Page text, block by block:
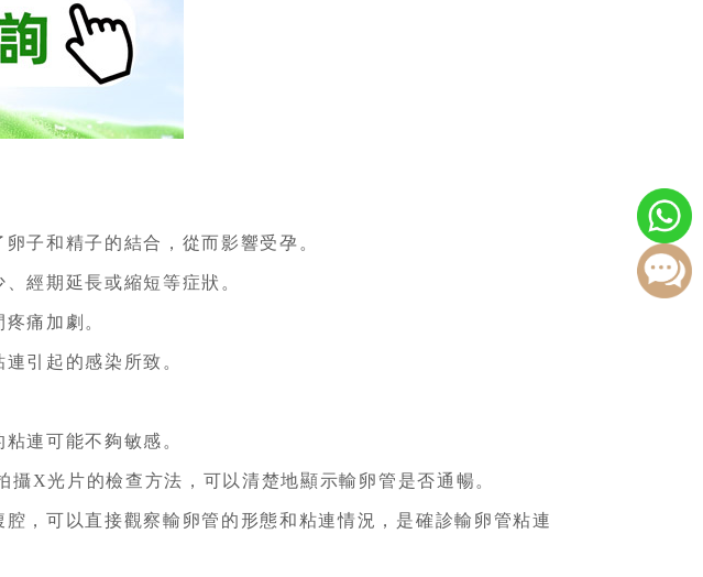
子和精子的結合，從而影響受孕。
經期延長或縮短等症狀。
痛加劇。
引起的感染所致。
連可能不夠敏感。
X光片的檢查方法，可以清楚地顯示輸卵管是否通暢。
，可以直接觀察輸卵管的形態和粘連情況，是確診輸卵管粘連